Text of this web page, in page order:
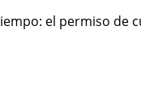
el permiso de